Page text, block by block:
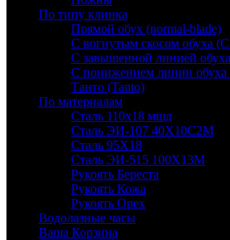
По типу клинка
Прямой обух (normal-blade)
С вогнутым скосом обуха
С завышенной линией
С понижением линии обуха
Танто (Tanto)
По материалам
Сталь 110х18 мшд
Сталь ЭИ-107 40Х10С2М
Сталь 95Х18
Сталь ЭИ-515 100Х13М
Рукоять Береста
Рукоять Кожа
Рукоять Орех
Водолазные часы
Ваша Корзина